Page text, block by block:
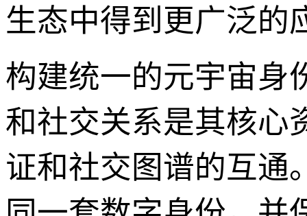
生态中得到更广泛的
构建统一的元宇宙身
和社交关系是其核心
证和社交图谱的互通